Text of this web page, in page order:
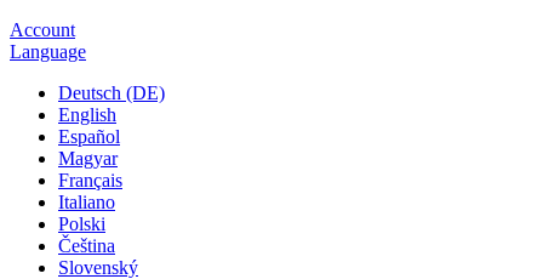
Account
Language
Deutsch (DE)
English
Español
Magyar
Français
Italiano
Polski
Čeština
Slovenský